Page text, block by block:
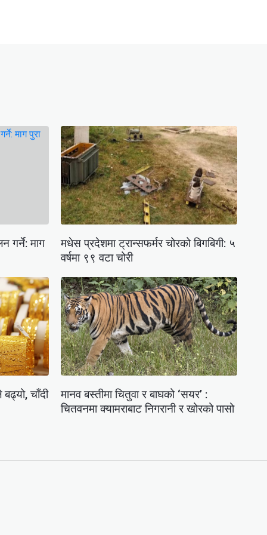
गर्ने: माग
मधेस प्रदेशमा ट्रान्सफर्मर चोरको बिगबिगी: ५
वर्षमा ९९ वटा चोरी
चाँदी
मानव बस्तीमा चितुवा र बाघको ‘सयर’ :
चितवनमा क्यामराबाट निगरानी र खोरको पासो